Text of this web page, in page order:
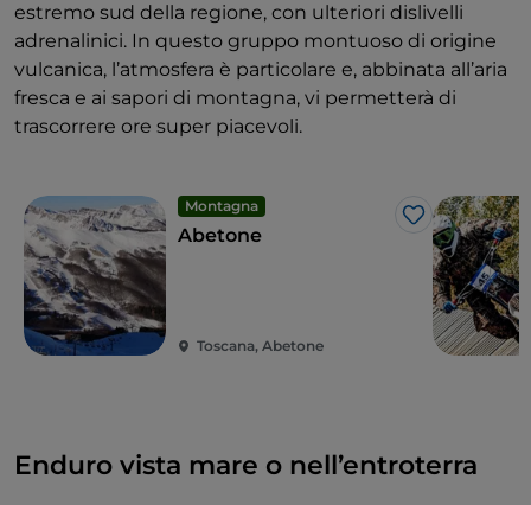
estremo sud della regione, con ulteriori dislivelli
adrenalinici. In questo gruppo montuoso di origine
vulcanica, l’atmosfera è particolare e, abbinata all’aria
fresca e ai sapori di montagna, vi permetterà di
trascorrere ore super piacevoli.
Montagna
Like
Abetone
Toscana, Abetone
Enduro vista mare o nell’entroterra